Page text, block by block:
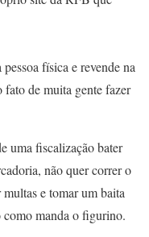
física e revende na
fato de muita gente fazer
uma fiscalização bater
não quer correr o
e tomar um baita
manda o figurino.